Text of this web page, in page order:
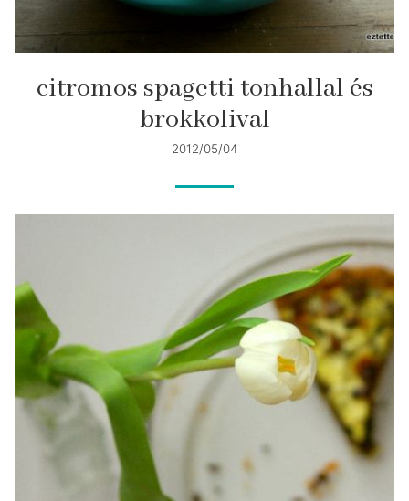
citromos spagetti tonhallal és
brokkolival
2012/05/04